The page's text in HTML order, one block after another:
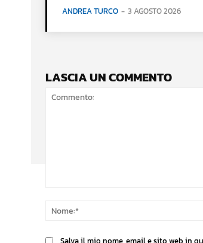
ANDREA TURCO - 3 AGOSTO 2026
LASCIA UN COMMENTO